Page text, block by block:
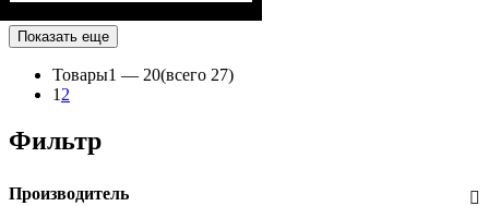
Показать еще
Товары1 — 20(всего 27)
1 2
Фильтр
Производитель